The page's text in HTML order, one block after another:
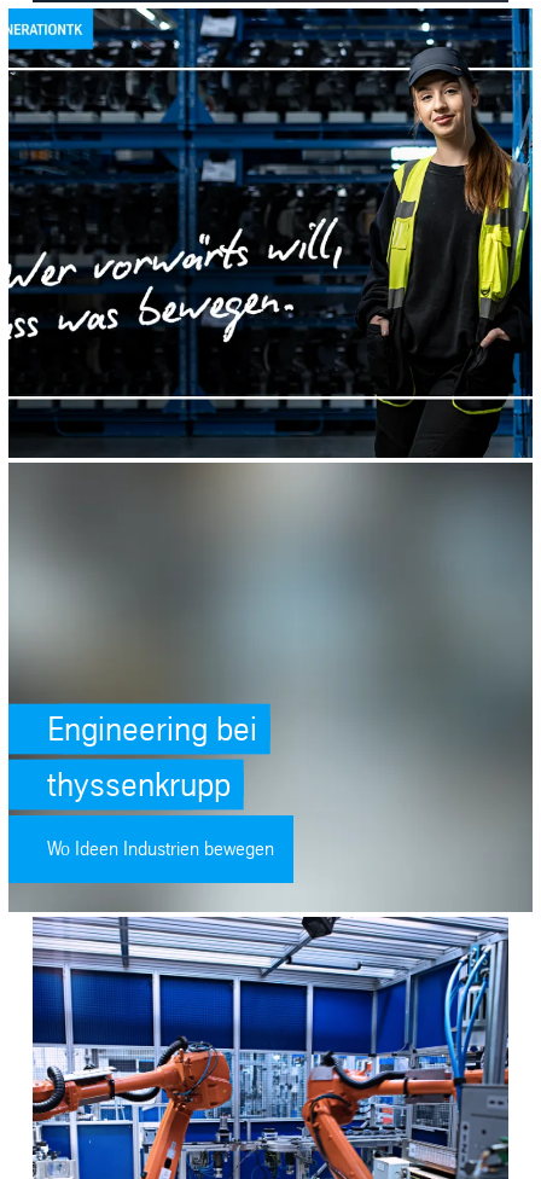
Engineering bei
thyssenkrupp
Wo Ideen Industrien bewegen
SafeValue must use [property]=binding: Digitalisierung der